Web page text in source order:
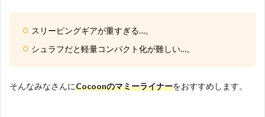
スリーピングギアが重すぎる…。
シュラフだと軽量コンパクト化が難しい…。
そんなみなさんにCocoonのマミーライナーをおすすめします。